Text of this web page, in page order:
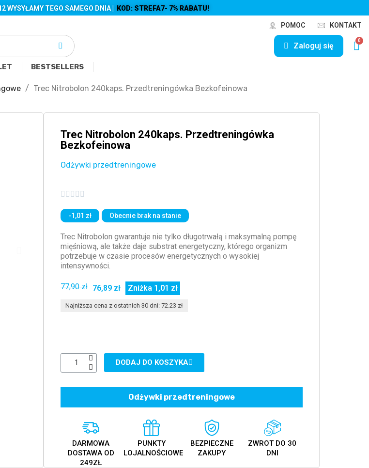
WYSYŁAMY TEGO SAMEGO DNIA | KOD: STREFA7- 7% RABATU!
POMOC KONTAKT
Zaloguj się
BESTSELLERS
Trec Nitrobolon 240kaps. Przedtreningówka Bezkofeinowa
Trec Nitrobolon 240kaps. Przedtreningówka
Bezkofeinowa
Odżywki przedtreningowe
    
-1,01 zł Obecnie brak na stanie
Trec Nitrobolon gwarantuje nie tylko długotrwałą i maksymalną pompę
mięśniową, ale także daje substrat energetyczny, którego organizm
potrzebuje w czasie procesów energetycznych o wysokiej
intensywności.
77,90 zł 76,89 zł Zniżka 1,01 zł
Najniższa cena z ostatnich 30 dni: 72.23 zł
DODAJ DO KOSZYKA
Odżywki przedtreningowe
DARMOWA
DOSTAWA OD
249ZŁ
PUNKTY
LOJALNOŚCIOWE
BEZPIECZNE
ZAKUPY
ZWROT DO 30
DNI